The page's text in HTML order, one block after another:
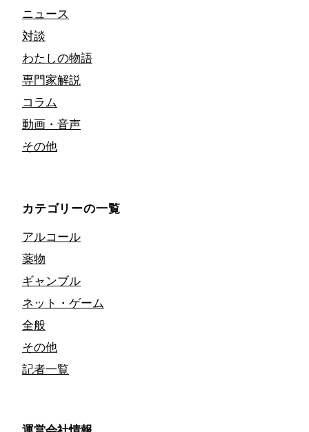
ニュース
対談
わたしの物語
専門家解説
コラム
動画・音声
その他
カテゴリーの一覧
アルコール
薬物
ギャンブル
ネット・ゲーム
全般
その他
記者一覧